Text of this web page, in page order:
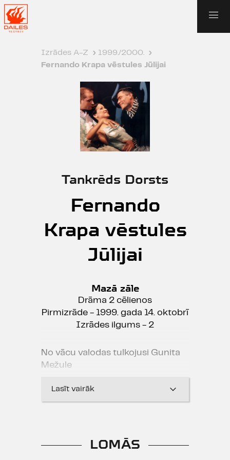
Izrādes A-Z › 1999./2000. ›
Fernando Krapa vēstules Jūlijai
Tankrēds Dorsts
Fernando
Krapa vēstules
Jūlijai
Mazā zāle
Drāma 2 cēlienos
Pirmizrāde - 1999. gada 14. oktobrī
Izrādes ilgums - 2
No vācu valodas tulkojusi Gunita
Mežule
modernajiem autoriem Eiropā, un
Lasīt vairāk
LOMĀS